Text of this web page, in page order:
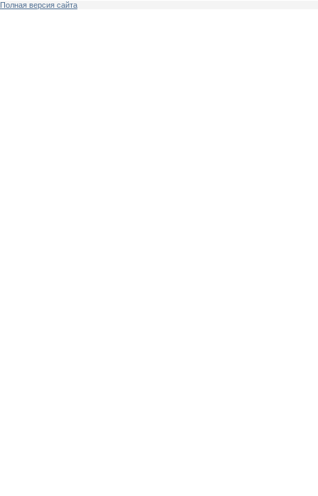
Полная версия сайта